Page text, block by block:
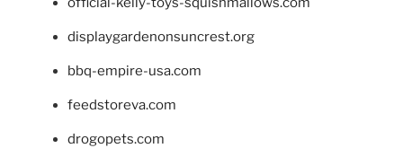
displaygardenonsuncrest.org
bbq-empire-usa.com
feedstoreva.com
drogopets.com